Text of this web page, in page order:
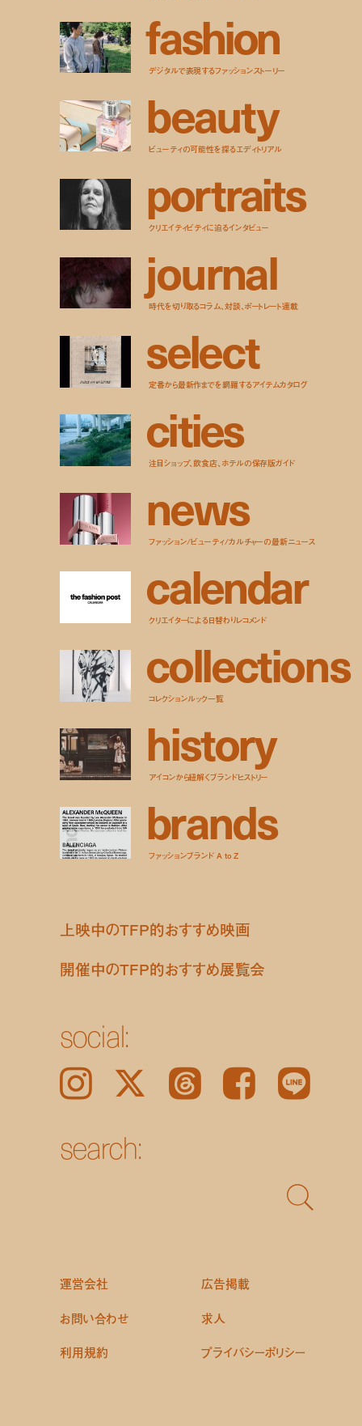
fashion
デジタルで表現するファッションストーリー
beauty
ビューティの可能性を探るエディトリアル
portraits
クリエイティビティに迫るインタビュー
journal
時代を切り取るコラム、対談、ポートレート連載
select
定番から最新作までを網羅するアイテムカタログ
cities
注目ショップ、飲食店、ホテルの保存版ガイド
news
ファッション/ビューティ/カルチャーの最新ニュース
calendar
クリエイターによる日替わりレコメンド
collections
コレクションルック一覧
history
アイコンから紐解くブランドヒストリー
brands
ファッションブランド A to Z
上映中のTFP的おすすめ映画
開催中のTFP的おすすめ展覧会
social:
Instagram 𝕏 Threads Facebook LINE
search:
運営会社
広告掲載
お問い合わせ
求人
利用規約 プライバシーポリシー